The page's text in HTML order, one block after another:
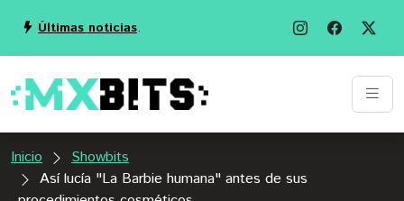
Últimas noticias.
Inicio
Showbits
Así lucía "La Barbie humana" antes de sus